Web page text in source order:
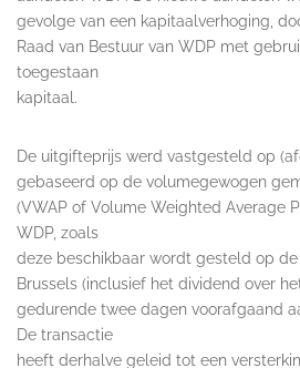
gevolge van een kapitaalverhoging,
Raad van Bestuur van WDP met
toegestaan
kapitaal.
De uitgifteprijs werd vastgesteld op
gebaseerd op de volumegewogen
(VWAP of Volume Weighted Average
WDP, zoals
deze beschikbaar wordt gesteld op
Brussels (inclusief het dividend over
gedurende twee dagen voorafgaand
De transactie
heeft derhalve geleid tot een